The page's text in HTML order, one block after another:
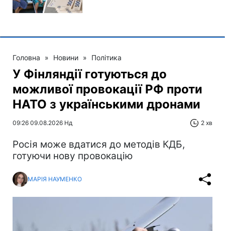
Головна » Новини » Політика
У Фінляндії готуються до
можливої провокації РФ проти
НАТО з українськими дронами
09:26 09.08.2026 Нд 2 хв
Росія може вдатися до методів КДБ,
готуючи нову провокацію
МАРІЯ НАУМЕНКО